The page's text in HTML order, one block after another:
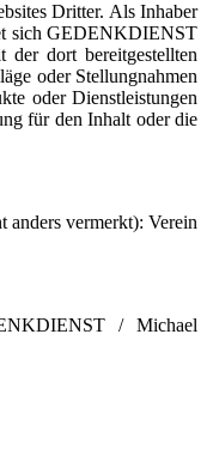
Dritter. Als Inhaber
sich GEDENKDIENST
dort bereitgestellten
oder Stellungnahmen
oder Dienstleistungen
für den Inhalt oder die
vermerkt): Verein
/ Michael